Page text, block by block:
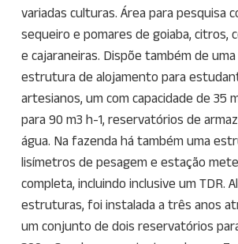
variadas culturas. Área para pesquisa
sequeiro e pomares de goiaba, citros,
e cajaraneiras. Dispõe também de uma
estrutura de alojamento para
artesianos, um com capacidade de 35
para 90 m3 h-1, reservatórios de
água. Na fazenda há também uma
lisímetros de pesagem e estação
completa, incluindo inclusive um TDR.
estruturas, foi instalada a três anos
um conjunto de dois reservatórios